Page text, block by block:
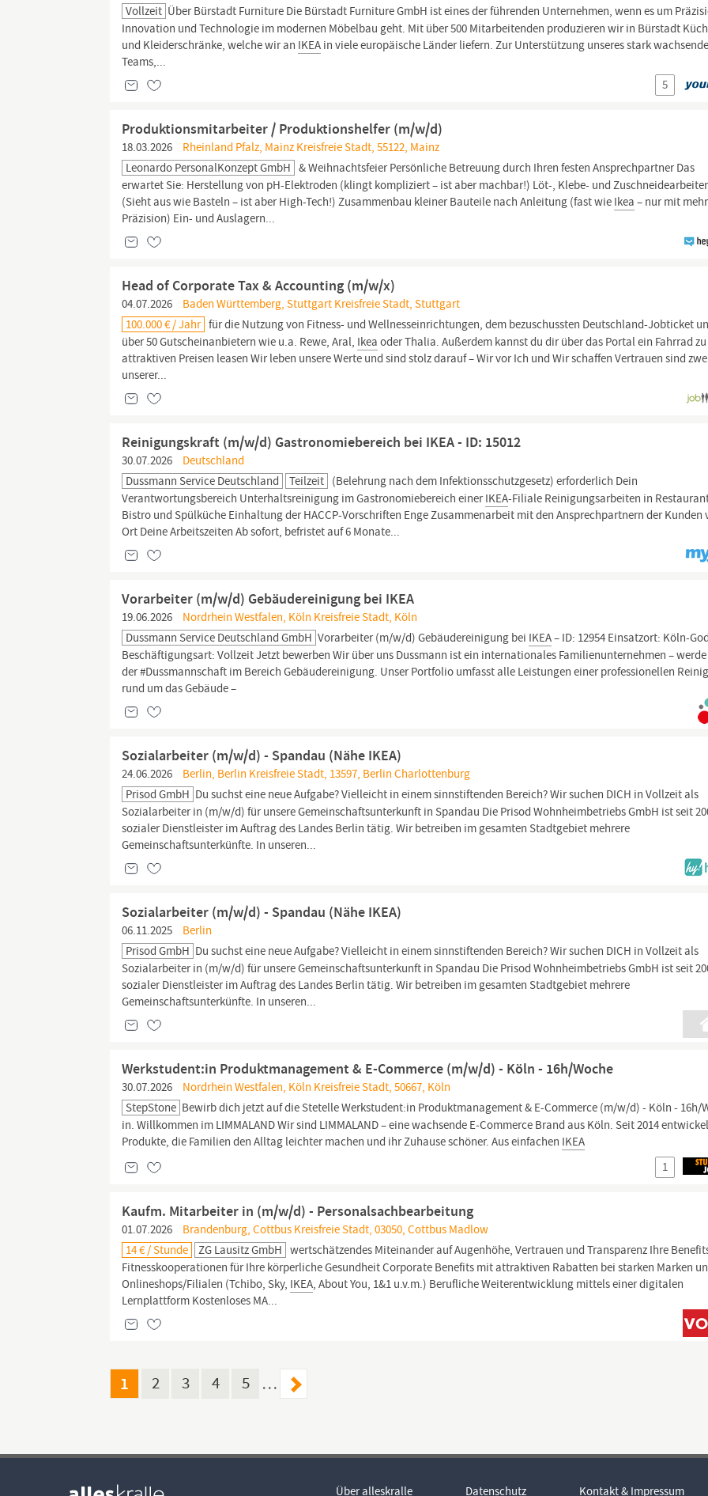
Vollzeit Über Bürstadt Furniture Die Bürstadt Furniture GmbH ist eines der führenden Unternehmen, wenn es um
Innovation und Technologie im modernen Möbelbau geht. Mit über 500 Mitarbeitenden produzieren wir in Bürstadt
und Kleiderschränke, welche wir an IKEA in viele europäische Länder liefern. Zur Unterstützung unseres stark
Teams,...
5
Produktionsmitarbeiter / Produktionshelfer (m/w/d)
18.03.2026
Rheinland Pfalz, Mainz Kreisfreie Stadt, 55122, Mainz
Leonardo PersonalKonzept GmbH & Weihnachtsfeier Persönliche Betreuung durch Ihren festen Ansprechpartner Das
erwartet Sie: Herstellung von pH-Elektroden (klingt kompliziert – ist aber machbar!) Löt-, Klebe- und
(Sieht aus wie Basteln – ist aber High-Tech!) Zusammenbau kleiner Bauteile nach Anleitung (fast wie Ikea – nur mit mehr
Präzision) Ein- und Auslagern...
Head of Corporate Tax & Accounting (m/w/x)
04.07.2026
Baden Württemberg, Stuttgart Kreisfreie Stadt, Stuttgart
100.000 € / Jahr für die Nutzung von Fitness- und Wellnesseinrichtungen, dem bezuschussten Deutschland-Jobticket
über 50 Gutscheinanbietern wie u.a. Rewe, Aral, Ikea oder Thalia. Außerdem kannst du dir über das Portal ein Fahrrad zu
attraktiven Preisen leasen Wir leben unsere Werte und sind stolz darauf – Wir vor Ich und Wir schaffen Vertrauen sind
unserer...
Reinigungskraft (m/w/d) Gastronomiebereich bei IKEA - ID: 15012
30.07.2026
Deutschland
Dussmann Service Deutschland
Teilzeit (Belehrung nach dem Infektionsschutzgesetz) erforderlich Dein
Verantwortungsbereich Unterhaltsreinigung im Gastronomiebereich einerIKEA-Filiale Reinigungsarbeiten in
Bistro und Spülküche Einhaltung der HACCP-Vorschriften Enge Zusammenarbeit mit den Ansprechpartnern der Kunden
Ort Deine Arbeitszeiten Ab sofort, befristet auf 6 Monate...
Vorarbeiter (m/w/d) Gebäudereinigung bei IKEA
19.06.2026
Nordrhein Westfalen, Köln Kreisfreie Stadt, Köln
Dussmann Service Deutschland GmbH Vorarbeiter (m/w/d) Gebäudereinigung bei IKEA– ID: 12954 Einsatzort: Köln-
Beschäftigungsart: Vollzeit Jetzt bewerben Wir über uns Dussmann ist ein internationales Familienunternehmen –
der #Dussmannschaft im Bereich Gebäudereinigung. Unser Portfolio umfasst alle Leistungen einer professionellen
rund um das Gebäude –
Sozialarbeiter (m/w/d) - Spandau (Nähe IKEA)
24.06.2026
Berlin, Berlin Kreisfreie Stadt, 13597, Berlin Charlottenburg
Prisod GmbH Du suchst eine neue Aufgabe? Vielleicht in einem sinnstiftenden Bereich? Wir suchen DICH in Vollzeit als
Sozialarbeiter in (m/w/d) für unsere Gemeinschaftsunterkunft in Spandau Die Prisod Wohnheimbetriebs GmbH ist seit
sozialer Dienstleister im Auftrag des Landes Berlin tätig. Wir betreiben im gesamten Stadtgebiet mehrere
Gemeinschaftsunterkünfte. In unseren...
Sozialarbeiter (m/w/d) - Spandau (Nähe IKEA)
06.11.2025
Berlin
Prisod GmbH Du suchst eine neue Aufgabe? Vielleicht in einem sinnstiftenden Bereich? Wir suchen DICH in Vollzeit als
Sozialarbeiter in (m/w/d) für unsere Gemeinschaftsunterkunft in Spandau Die Prisod Wohnheimbetriebs GmbH ist seit
sozialer Dienstleister im Auftrag des Landes Berlin tätig. Wir betreiben im gesamten Stadtgebiet mehrere
Gemeinschaftsunterkünfte. In unseren...
Werkstudent:in Produktmanagement & E-Commerce (m/w/d) - Köln - 16h/Woche
30.07.2026
Nordrhein Westfalen, Köln Kreisfreie Stadt, 50667, Köln
StepStone Bewirb dich jetzt auf die Stetelle Werkstudent:in Produktmanagement & E-Commerce (m/w/d) - Köln - 16h/
in. Willkommen im LIMMALAND Wir sind LIMMALAND – eine wachsende E‑Commerce Brand aus Köln. Seit 2014
Produkte, die Familien den Alltag leichter machen und ihr Zuhause schöner. Aus einfachen IKEA
1
Kaufm. Mitarbeiter in (m/w/d) - Personalsachbearbeitung
01.07.2026
Brandenburg, Cottbus Kreisfreie Stadt, 03050, Cottbus Madlow
14 € / Stunde
ZG Lausitz GmbH wertschätzendes Miteinander auf Augenhöhe, Vertrauen und Transparenz Ihre
Fitnesskooperationen für Ihre körperliche Gesundheit Corporate Benefits mit attraktiven Rabatten bei starken Marken
Onlineshops/Filialen (Tchibo, Sky, IKEA, About You, 1&1 u.v.m.) Berufliche Weiterentwicklung mittels einer digitalen
Lernplattform Kostenloses MA...
1 2 3 4 5 …
Über alleskralle Datenschutz Kontakt & Impressum